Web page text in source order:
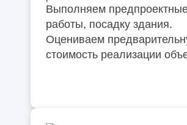
Выполняем
работы, посадку здания.
Оцениваем
стоимость реализации